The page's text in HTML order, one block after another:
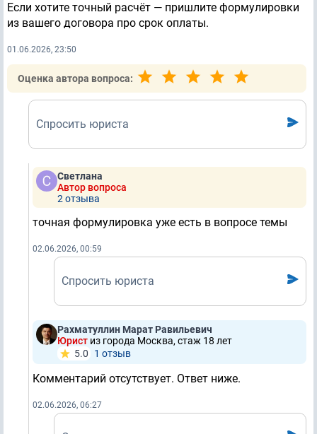
Если хотите точный расчёт — пришлите формулировки
из вашего договора про срок оплаты.
01.06.2026, 23:50
Оценка автора вопроса:
Спросить юриста
Светлана
Автор вопроса
2 отзывa
точная формулировка уже есть в вопросе темы
02.06.2026, 00:59
Спросить юриста
Рахматуллин Марат Равильевич
Юрист из города Москва, стаж 18 лет
5.0
1 отзыв
Комментарий отсутствует. Ответ ниже.
02.06.2026, 06:27